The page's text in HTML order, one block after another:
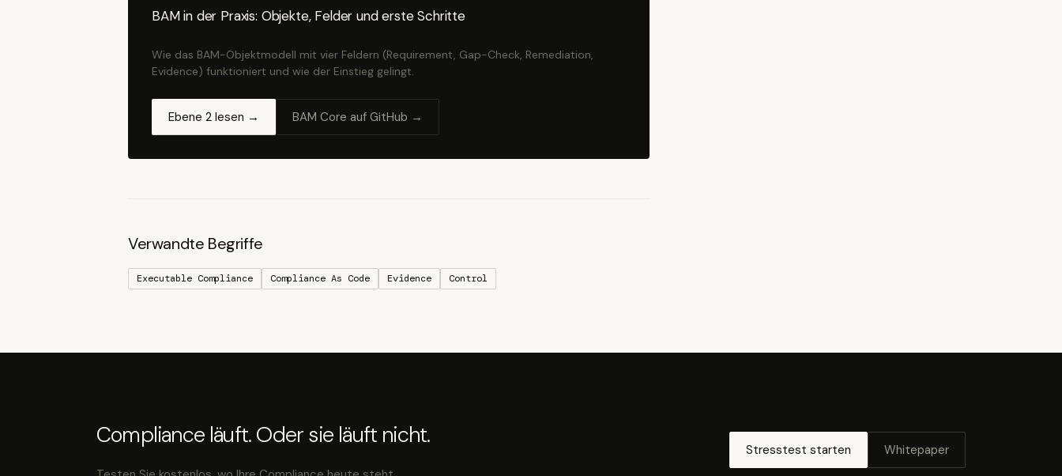
BAM in der Praxis: Objekte, Felder und erste Schritte
Wie das BAM-Objektmodell mit vier Feldern (Requirement, Gap-Check, Remediation,
Evidence) funktioniert und wie der Einstieg gelingt.
Ebene 2 lesen → BAM Core auf GitHub →
Verwandte Begriffe
Executable Compliance Compliance As Code Evidence Control
Compliance läuft. Oder sie läuft nicht.
Stresstest starten Whitepaper